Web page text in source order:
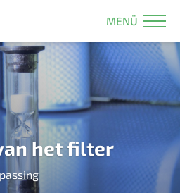
MENÜ
het filter